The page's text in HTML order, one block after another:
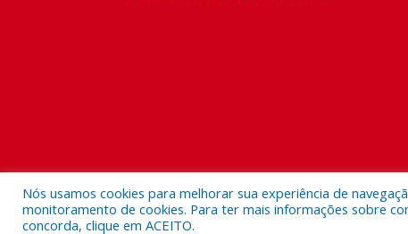
Todos os direitos reservados a Prefeitura Municipal
Nós usamos cookies para melhorar sua experiência de
monitoramento de cookies. Para ter mais informações sobre
concorda, clique em ACEITO.